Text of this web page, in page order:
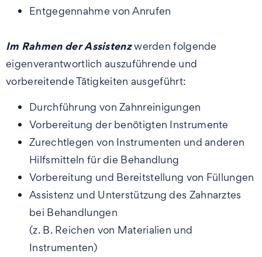
Entgegennahme von Anrufen
Im Rahmen der Assistenzwerden folgende
eigenverantwortlich auszuführende und
vorbereitende Tätigkeiten ausgeführt:
Durchführung von Zahnreinigungen
Vorbereitung der benötigten Instrumente
Zurechtlegen von Instrumenten und anderen
Hilfsmitteln für die Behandlung
Vorbereitung und Bereitstellung von Füllungen
Assistenz und Unterstützung des Zahnarztes
bei Behandlungen
(z. B. Reichen von Materialien und
Instrumenten)